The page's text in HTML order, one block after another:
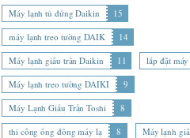
Máy lạnh tủ đứng Daikin
15
máy lạnh treo tường DAIK
14
Máy lạnh giấu trần Daikin
11 lắp đặt
Máy lạnh treo tường DAIKI
9
Máy Lạnh Giấu Trần Toshi
8
thi công ống đồng máy lạ
8 Máy lạnh